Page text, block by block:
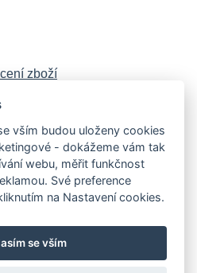
zboží
Facebook Instagram,
LinkedIn
vším budou uloženy cookies
- dokážeme vám tak
webu, měřit funkčnost
Své preference
na Nastavení cookies.
se vším